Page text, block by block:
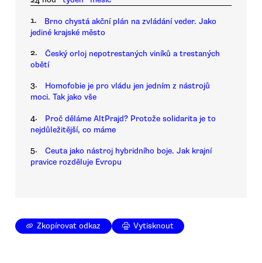
1.
Brno chystá akční plán na zvládání veder. Jako
jediné krajské město
2.
Český orloj nepotrestaných viníků a trestaných
obětí
3.
Homofobie je pro vládu jen jedním z nástrojů
moci. Tak jako vše
4.
Proč děláme AltPrajd? Protože solidarita je to
nejdůležitější, co máme
5.
Ceuta jako nástroj hybridního boje. Jak krajní
pravice rozděluje Evropu
Zkopírovat odkaz Vytisknout